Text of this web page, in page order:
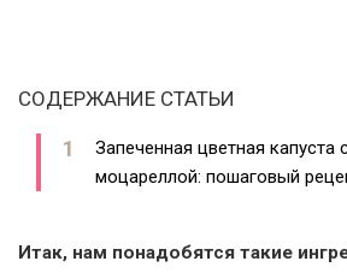
СОДЕРЖАНИЕ СТАТЬИ
Запеченная цветная капуста
моцареллой: пошаговый
Итак, нам понадобятся такие